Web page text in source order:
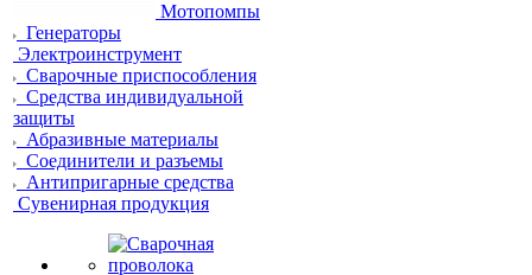
Мотопомпы
Генераторы
Электроинструмент
Сварочные приспособления
Средства индивидуальной
защиты
Абразивные материалы
Соединители и разъемы
Антипригарные средства
Сувенирная продукция